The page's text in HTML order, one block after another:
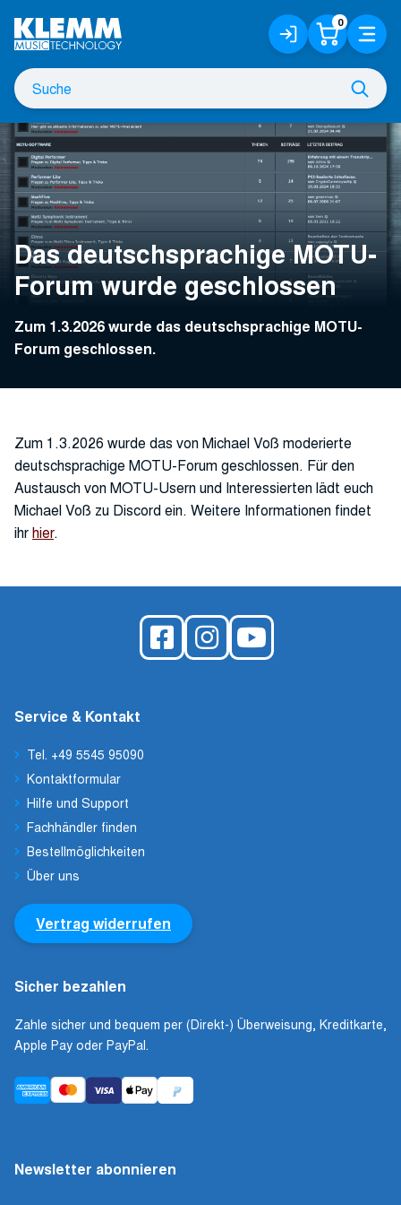
Hauptinhalt
Suche
nach
Anmelden
/
Registrieren
0 Menü
Das deutschsprachige MOTU-
Forum wurde geschlossen
Zum 1.3.2026 wurde das deutschsprachige MOTU-
Forum geschlossen.
Zum 1.3.2026 wurde das von Michael Voß moderierte
deutschsprachige MOTU-Forum geschlossen. Für den
Austausch von MOTU-Usern und Interessierten lädt euch
Michael Voß zu Discord ein. Weitere Informationen findet
ihrhier.
Service & Kontakt
Tel. +49 5545 95090
Kontaktformular
Hilfe und Support
Fachhändler finden
Bestellmöglichkeiten
Über uns
Vertrag widerrufen
Sicher bezahlen
Zahle sicher und bequem per (Direkt-) Überweisung, Kreditkarte,
Apple Pay oder PayPal.
Newsletter abonnieren